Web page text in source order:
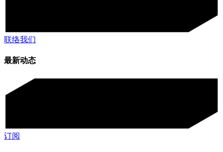
联络我们
最新动态
订阅